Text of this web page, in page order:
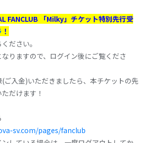
FANCLUB 「Milky」チケット特別先行受
！
ださい。
りますので、ログイン後にご覧くださ
入金)いただきましたら、本チケットの先
だけます！
sv.com/pages/fanclub